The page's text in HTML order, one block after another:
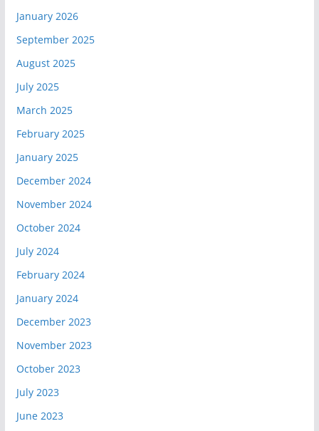
January 2026
September 2025
August 2025
July 2025
March 2025
February 2025
January 2025
December 2024
November 2024
October 2024
July 2024
February 2024
January 2024
December 2023
November 2023
October 2023
July 2023
June 2023